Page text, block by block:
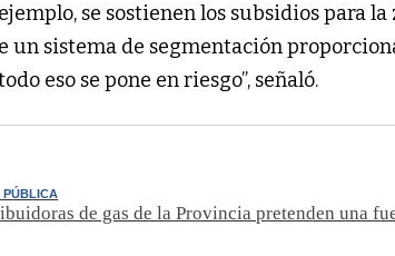
se sostienen los subsidios para
un sistema de segmentación
eso se pone en riesgo”, señaló.
PÚBLICA
de gas de la Provincia pretenden una